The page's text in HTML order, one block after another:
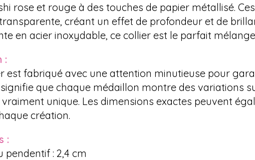
rose et rouge à des touches de papier métallisé.
créant un effet de profondeur et de
en acier inoxydable, ce collier est le parfait
:
est fabriqué avec une attention minutieuse pour
que chaque médaillon montre des variations
vraiment unique. Les dimensions exactes peuvent
création.
:
pendentif : 2,4 cm